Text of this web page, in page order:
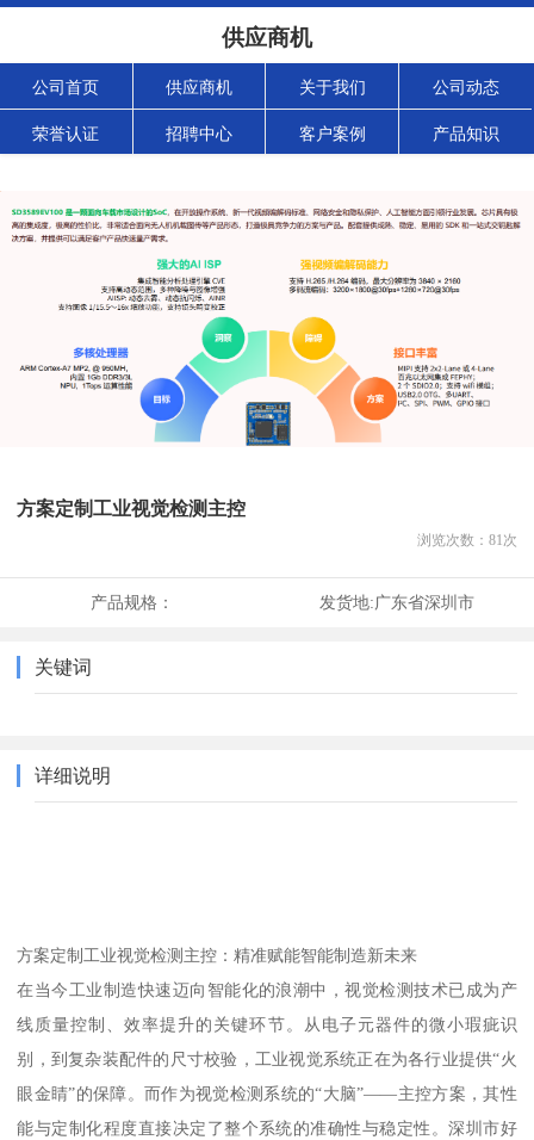
供应商机
公司首页 供应商机 关于我们 公司动态
荣誉认证 招聘中心 客户案例 产品知识
方案定制工业视觉检测主控
浏览次数： 81次
产品规格： 发货地:广东省深圳市
关键词
详细说明
方案定制工业视觉检测主控：精准赋能智能制造新未来
在当今工业制造快速迈向智能化的浪潮中，视觉检测技术已成为产
线质量控制、效率提升的关键环节。从电子元器件的微小瑕疵识
别，到复杂装配件的尺寸校验，工业视觉系统正在为各行业提供“火
眼金睛”的保障。而作为视觉检测系统的“大脑”——主控方案，其性
能与定制化程度直接决定了整个系统的准确性与稳定性。深圳市好